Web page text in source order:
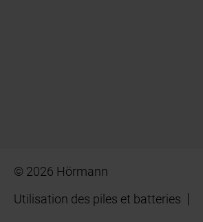
© 2026 Hörmann
Utilisation des piles et batteries